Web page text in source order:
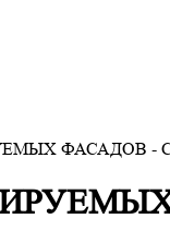
ФАСАДОВ -